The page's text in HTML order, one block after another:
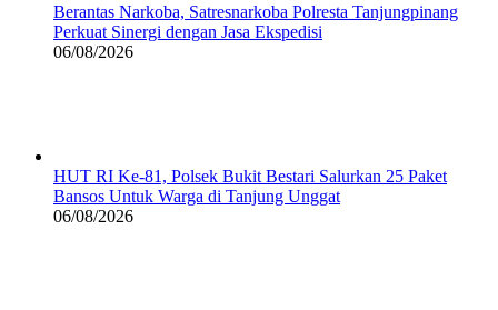
Berantas Narkoba, Satresnarkoba Polresta Tanjungpinang
Perkuat Sinergi dengan Jasa Ekspedisi
06/08/2026
HUT RI Ke-81, Polsek Bukit Bestari Salurkan 25 Paket
Bansos Untuk Warga di Tanjung Unggat
06/08/2026